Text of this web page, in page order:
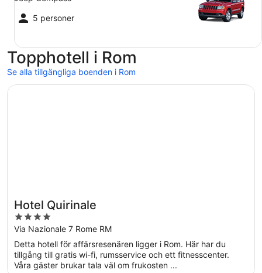
5 personer
Topphotell i Rom
Se alla tillgängliga boenden i Rom
Hotel Quirinale
4
out
of
5
Via Nazionale 7 Rome RM
Detta hotell för affärsresenären ligger i Rom. Här har du
tillgång till gratis wi-fi, rumsservice och ett fitnesscenter.
Våra gäster brukar tala väl om frukosten ...
Öppnas i ett nytt fönster
Hotel Quirinale